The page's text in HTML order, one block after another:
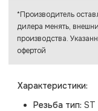
Характеристики:
Резьба тип: ST
*Производитель
дилера менять,
производства.
офертой